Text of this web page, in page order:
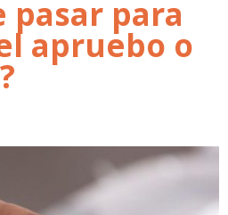
pasar para
apruebo o